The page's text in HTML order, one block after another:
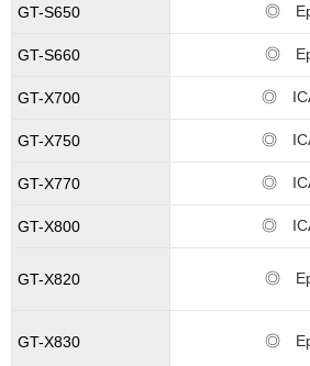
GT-S650 ◎
GT-S660 ◎
GT-X700 ◎ ICA
GT-X750 ◎ ICA
GT-X770 ◎ ICA
GT-X800 ◎ ICA
GT-X820 ◎
GT-X830 ◎